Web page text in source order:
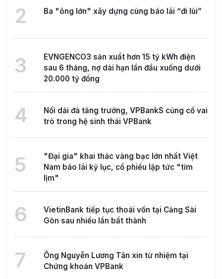
2 Ba "ông lớn" xây dựng cùng báo lãi “đi lùi”
3
EVNGENCO3 sản xuất hơn 15 tỷ kWh điện
sau 6 tháng, nợ dài hạn lần đầu xuống dưới
20.000 tỷ đồng
4
Nối dài đà tăng trưởng, VPBankS củng cố vai
trò trong hệ sinh thái VPBank
5
"Đại gia" khai thác vàng bạc lớn nhất Việt
Nam báo lãi kỷ lục, cổ phiếu lập tức "tím
lịm"
6
VietinBank tiếp tục thoái vốn tại Cảng Sài
Gòn sau nhiều lần bất thành
7
Ông Nguyễn Lương Tân xin từ nhiệm tại
Chứng khoán VPBank